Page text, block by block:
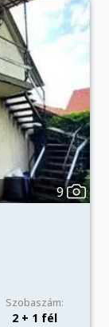
9
Szobaszám:
2 + 1 fél